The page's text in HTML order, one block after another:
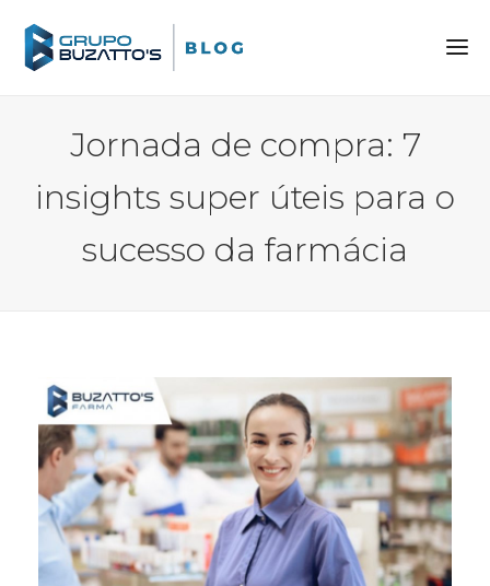
Jornada de compra: 7
insights super úteis para o
sucesso da farmácia